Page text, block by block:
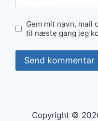
Gem mit navn, mail
til næste gang jeg
Copyright ©